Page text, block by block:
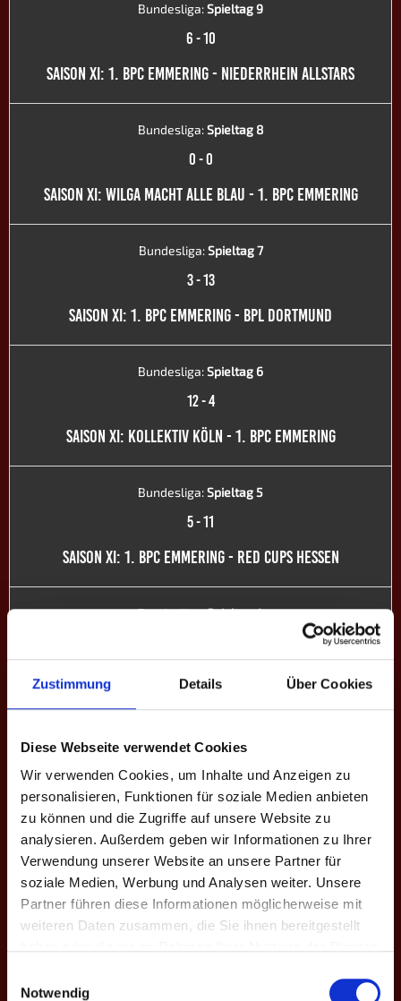
Zustimmung Details Über Cookies
Diese Webseite verwendet Cookies
Wir verwenden Cookies, um Inhalte und Anzeigen zu
personalisieren, Funktionen für soziale Medien anbieten
zu können und die Zugriffe auf unsere Website zu
analysieren. Außerdem geben wir Informationen zu Ihrer
Verwendung unserer Website an unsere Partner für
soziale Medien, Werbung und Analysen weiter. Unsere
Partner führen diese Informationen möglicherweise mit
weiteren Daten zusammen, die Sie ihnen bereitgestellt
Notwendig
Bundesliga:Spieltag 9
6-10
SAISON XI: 1. BPC EMMERING - NIEDERRHEIN ALLSTARS
Bundesliga:Spieltag 8
0-0
SAISON XI: WILGA MACHT ALLE BLAU - 1. BPC EMMERING
Bundesliga:Spieltag 7
3-13
SAISON XI: 1. BPC EMMERING - BPL DORTMUND
Bundesliga:Spieltag 6
12-4
SAISON XI: KOLLEKTIV KÖLN - 1. BPC EMMERING
Bundesliga:Spieltag 5
5-11
SAISON XI: 1. BPC EMMERING - RED CUPS HESSEN
Bundesliga:Spieltag 4
SAISON XI: 1. BPC EMMERING - BALTIC TITANS
SAISON XI: BPC FRANKEN - 1. BPC EMMERING
Bundesliga:
1-15
SAISON XI: 1. BPC EMMERING - 1. BPC ALLGÄU/BODENSEE